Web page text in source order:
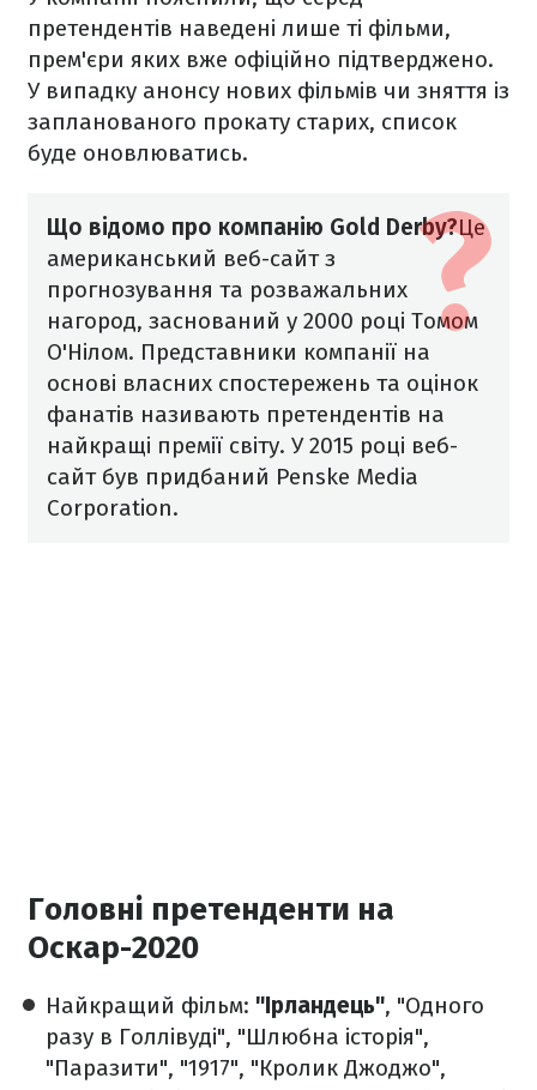
претендентів наведені лише ті фільми,
прем'єри яких вже офіційно підтверджено.
У випадку анонсу нових фільмів чи зняття із
запланованого прокату старих, список
буде оновлюватись.
Що відомо про компанію Gold Derby?Це
американський веб-сайт з
прогнозування та розважальних
нагород, заснований у 2000 році Томом
О'Нілом. Представники компанії на
основі власних спостережень та оцінок
фанатів називають претендентів на
найкращі премії світу. У 2015 році веб-
сайт був придбаний Penske Media
Corporation.
Головні претенденти на
Оскар-2020
Найкращий фільм: "Ірландець", "Одного
разу в Голлівуді", "Шлюбна історія",
"Паразити", "1917", "Кролик Джоджо",